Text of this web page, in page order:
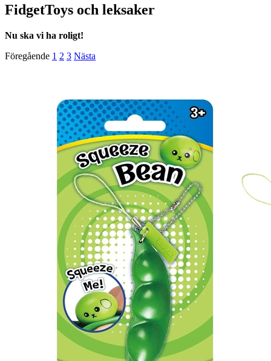
FidgetToys och leksaker
Nu ska vi ha roligt!
Föregående 1 2 3 Nästa